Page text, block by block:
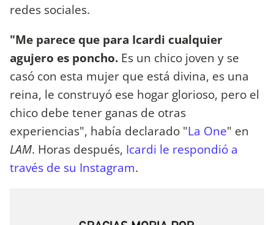
redes sociales.
"Me parece que para Icardi cualquier
agujero es poncho. Es un chico joven y se
casó con esta mujer que está divina, es una
reina, le construyó ese hogar glorioso, pero el
chico debe tener ganas de otras
experiencias", había declarado "La One" en
LAM. Horas después, Icardi le respondió a
través de su Instagram.